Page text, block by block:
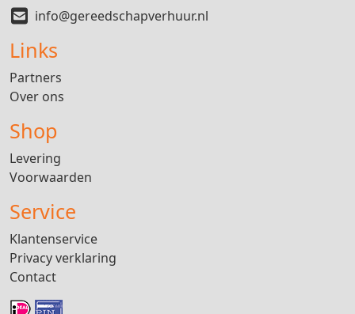
info@gereedschapverhuur.nl
Links
Partners
Over ons
Shop
Levering
Voorwaarden
Service
Klantenservice
Privacy verklaring
Contact